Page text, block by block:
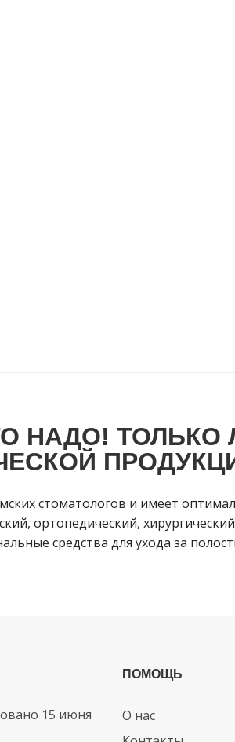
НАДО! ТОЛЬКО
стоматологов и имеет
ортопедический,
средства для ухода за
15 июня
ПОМОЩЬ
О нас